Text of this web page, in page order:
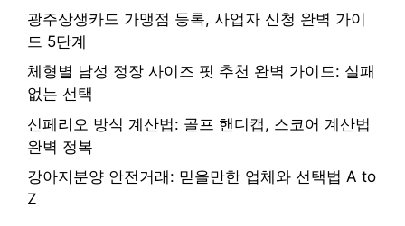
광주상생카드 가맹점 등록, 사업자 신청 완벽 가이
드 5단계
체형별 남성 정장 사이즈 핏 추천 완벽 가이드: 실패
없는 선택
신페리오 방식 계산법: 골프 핸디캡, 스코어 계산법
완벽 정복
강아지분양 안전거래: 믿을만한 업체와 선택법 A to
Z